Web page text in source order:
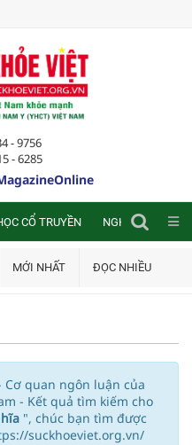
- 9756
- 6285
CỔ TRUYỀN NGHIÊN CỨU
MỚI NHẤT ĐỌC NHIỀU
Cơ quan ngôn luận của
- Kết quả tìm kiếm cho
", chúc bạn tìm được
suckhoeviet.org.vn/